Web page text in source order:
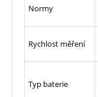
Normy
Rychlost měření
Typ baterie